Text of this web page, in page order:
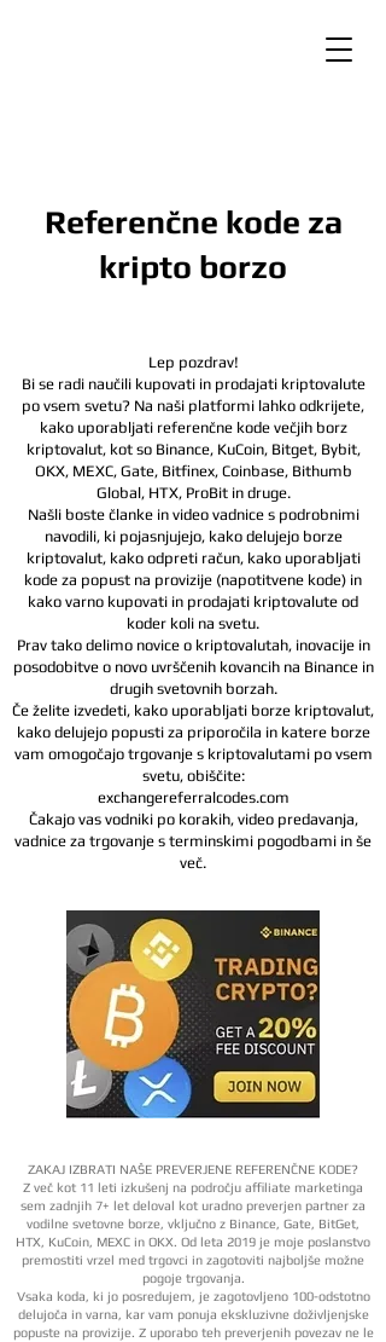
Referenčne kode za
kripto borzo
Lep pozdrav!
Bi se radi naučili kupovati in prodajati kriptovalute
po vsem svetu? Na naši platformi lahko odkrijete,
kako uporabljati referenčne kode večjih borz
kriptovalut, kot so Binance, KuCoin, Bitget, Bybit,
OKX, MEXC, Gate, Bitfinex, Coinbase, Bithumb
Global, HTX, ProBit in druge.
Našli boste članke in video vadnice s podrobnimi
navodili, ki pojasnjujejo, kako delujejo borze
kriptovalut, kako odpreti račun, kako uporabljati
kode za popust na provizije (napotitvene kode) in
kako varno kupovati in prodajati kriptovalute od
koder koli na svetu.
Prav tako delimo novice o kriptovalutah, inovacije in
posodobitve o novo uvrščenih kovancih na Binance in
drugih svetovnih borzah.
Če želite izvedeti, kako uporabljati borze kriptovalut,
kako delujejo popusti za priporočila in katere borze
vam omogočajo trgovanje s kriptovalutami po vsem
svetu, obiščite:
exchangereferralcodes.com
Čakajo vas vodniki po korakih, video predavanja,
vadnice za trgovanje s terminskimi pogodbami in še
več.
ZAKAJ IZBRATI NAŠE PREVERJENE REFERENČNE KODE?
Z več kot 11 leti izkušenj na področju affiliate marketinga
sem zadnjih 7+ let deloval kot uradno preverjen partner za
vodilne svetovne borze, vključno z Binance, Gate, BitGet,
HTX, KuCoin, MEXC in OKX. Od leta 2019 je moje poslanstvo
premostiti vrzel med trgovci in zagotoviti najboljše možne
pogoje trgovanja.
Vsaka koda, ki jo posredujem, je zagotovljeno 100-odstotno
delujoča in varna, kar vam ponuja ekskluzivne doživljenjske
popuste na provizije. Z uporabo teh preverjenih povezav ne le